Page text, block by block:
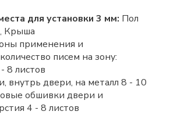
для установки 3 мм: Пол
Крыша
применения и
писем на зону:
8 листов
внутрь двери, на металл 8 - 10
обшивки двери и
4 - 8 листов